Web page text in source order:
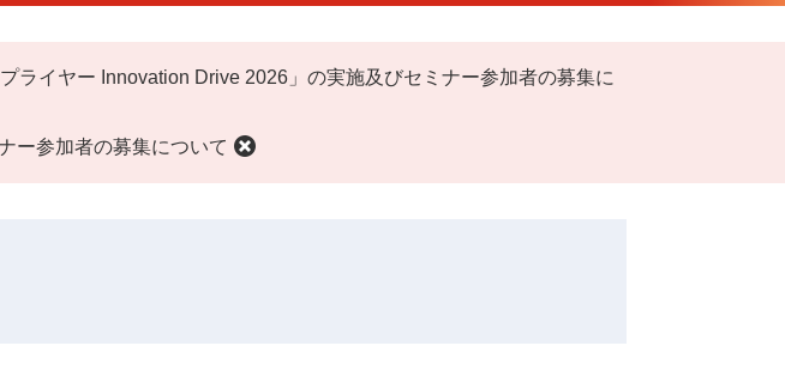
プライヤー Innovation Drive 2026」の実施及びセミナー参加者の募集に
ー参加者の募集について